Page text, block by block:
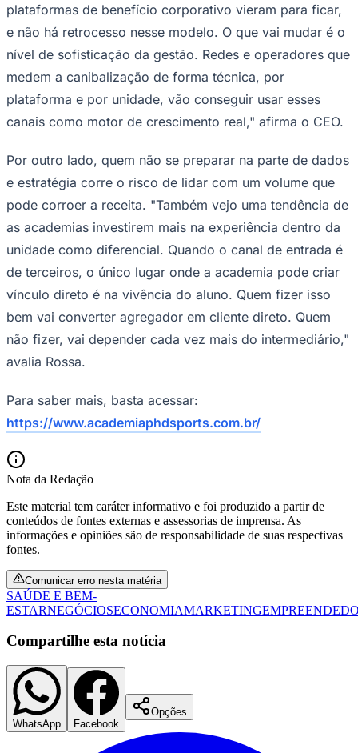
Santos
Flamengo
plataformas de benefício corporativo vieram para ficar,
e não há retrocesso nesse modelo. O que vai mudar é o
nível de sofisticação da gestão. Redes e operadores que
medem a canibalização de forma técnica, por
plataforma e por unidade, vão conseguir usar esses
canais como motor de crescimento real," afirma o CEO.
Por outro lado, quem não se preparar na parte de dados
e estratégia corre o risco de lidar com um volume que
pode corroer a receita. "Também vejo uma tendência de
as academias investirem mais na experiência dentro da
unidade como diferencial. Quando o canal de entrada é
de terceiros, o único lugar onde a academia pode criar
vínculo direto é na vivência do aluno. Quem fizer isso
bem vai converter agregador em cliente direto. Quem
não fizer, vai depender cada vez mais do intermediário,"
avalia Rossa.
Para saber mais, basta acessar:
https://www.academiaphdsports.com.br/
Nota da Redação
Este material tem caráter informativo e foi produzido a partir de
conteúdos de fontes externas e assessorias de imprensa. As
informações e opiniões são de responsabilidade de suas respectivas
fontes.
Comunicar erro nesta matéria
SAÚDE E BEM-
ESTARNEGÓCIOSECONOMIAMARKETING
Compartilhe esta notícia
WhatsApp Facebook
Opções